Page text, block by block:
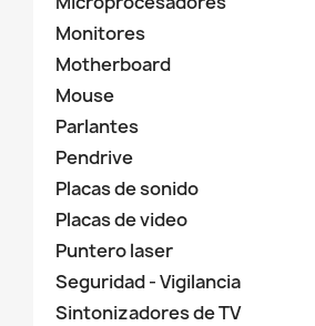
Monitores
Motherboard
Mouse
Parlantes
Pendrive
Placas de sonido
Placas de video
Puntero laser
Seguridad - Vigilancia
Sintonizadores de TV